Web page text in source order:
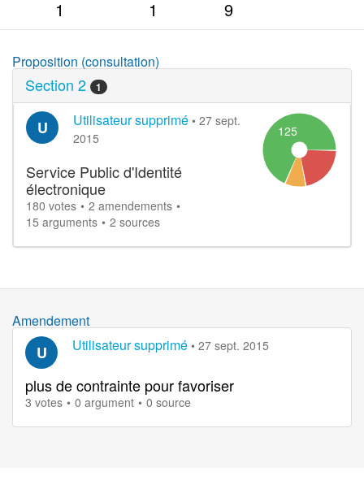
1 1 9
Proposition (consultation)
Section 2 1
U Utilisateur supprimé • 27 sept.
2015
Service Public d'Identité
électronique
180 votes
2 amendements
15 arguments
2 sources
125
Amendement
U Utilisateur supprimé • 27 sept. 2015
plus de contrainte pour favoriser
3 votes 0 argument 0 source